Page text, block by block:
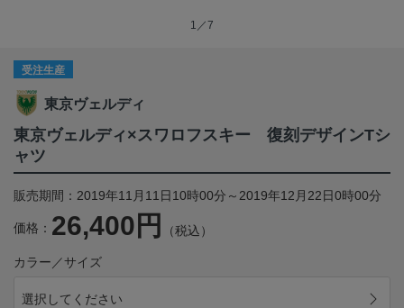
1／7
受注生産
東京ヴェルディ
東京ヴェルディ×スワロフスキー 復刻デザインTシ
ャツ
販売期間：2019年11月11日10時00分～2019年12月22日0時00分
価格： 26,400円 （税込）
カラー／サイズ
選択してください